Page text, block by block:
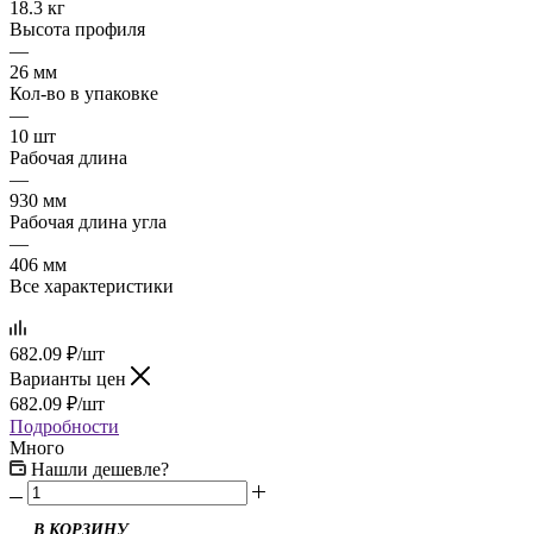
18.3 кг
Высота профиля
—
26 мм
Кол-во в упаковке
—
10 шт
Рабочая длина
—
930 мм
Рабочая длина угла
—
406 мм
Все характеристики
682.09 ₽/шт
Варианты цен
682.09 ₽/шт
Подробности
Много
Нашли дешевле?